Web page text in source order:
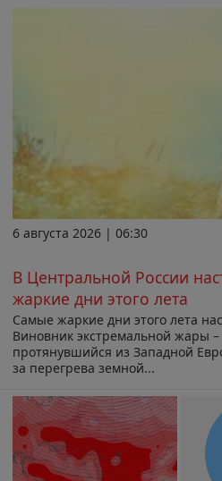
6 августа 2026 | 06:30
В Центральной России
жаркие дни этого лета
Самые жаркие дни этого лета
Виновник экстремальной жары
протянувшийся из Западной
за перегрева земной...